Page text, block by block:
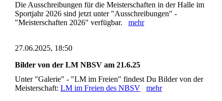
Die Ausschreibungen für die Meisterschaften in der Halle im
Sportjahr 2026 sind jetzt unter "Ausschreibungen" -
"Meisterschaften 2026" verfügbar. mehr
27.06.2025, 18:50
Bilder von der LM NBSV am 21.6.25
Unter "Galerie" - "LM im Freien" findest Du Bilder von der
Meisterschaft: LM im Freien des NBSV mehr